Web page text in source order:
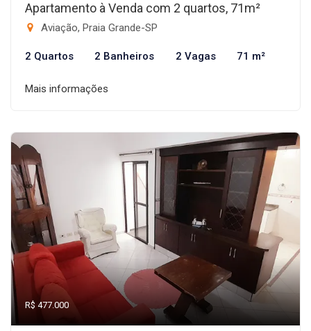
Apartamento à Venda com 2 quartos, 71m²
Aviação, Praia Grande-SP
2 Quartos 2 Banheiros 2 Vagas 71 m²
Mais informações
R$ 477.000